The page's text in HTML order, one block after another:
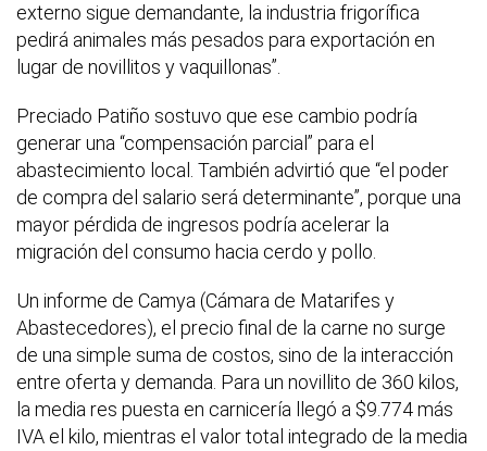
externo sigue demandante, la industria frigorífica
pedirá animales más pesados para exportación en
lugar de novillitos y vaquillonas”.
Preciado Patiño sostuvo que ese cambio podría
generar una “compensación parcial” para el
abastecimiento local. También advirtió que “el poder
de compra del salario será determinante”, porque una
mayor pérdida de ingresos podría acelerar la
migración del consumo hacia cerdo y pollo.
Un informe de Camya (Cámara de Matarifes y
Abastecedores), el precio final de la carne no surge
de una simple suma de costos, sino de la interacción
entre oferta y demanda. Para un novillito de 360 kilos,
la media res puesta en carnicería llegó a $9.774 más
IVA el kilo, mientras el valor total integrado de la media